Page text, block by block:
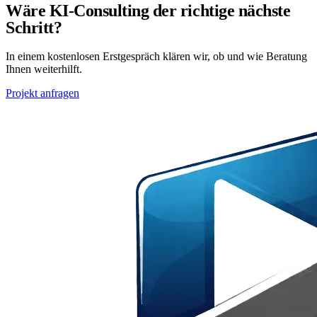
Wäre KI-Consulting der richtige nächste
Schritt?
In einem kostenlosen Erstgespräch klären wir, ob und wie Beratung
Ihnen weiterhilft.
Projekt anfragen